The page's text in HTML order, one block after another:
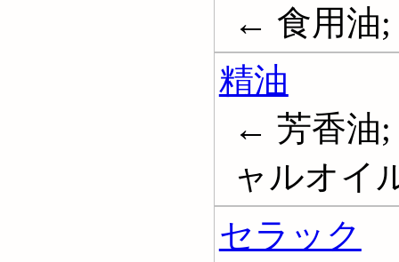
← 食用油;
精油
← 芳香油;
ャルオイ
セラック